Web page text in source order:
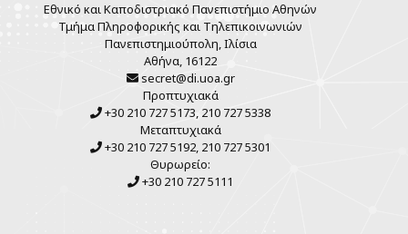
Εθνικό και Καποδιστριακό Πανεπιστήμιο Αθηνών
Τμήμα Πληροφορικής και Τηλεπικοινωνιών
Πανεπιστημιούπολη, Ιλίσια
Αθήνα, 16122
secret@di.uoa.gr
Προπτυχιακά
+30 210 727 5173, 210 727 5338
Μεταπτυχιακά
+30 210 727 5192, 210 727 5301
Θυρωρείο:
+30 210 727 5111